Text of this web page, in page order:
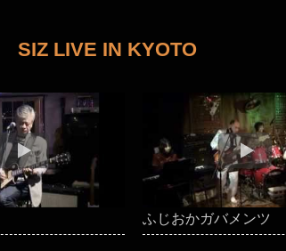
SIZ LIVE IN KYOTO
ふじおかガバメンツ